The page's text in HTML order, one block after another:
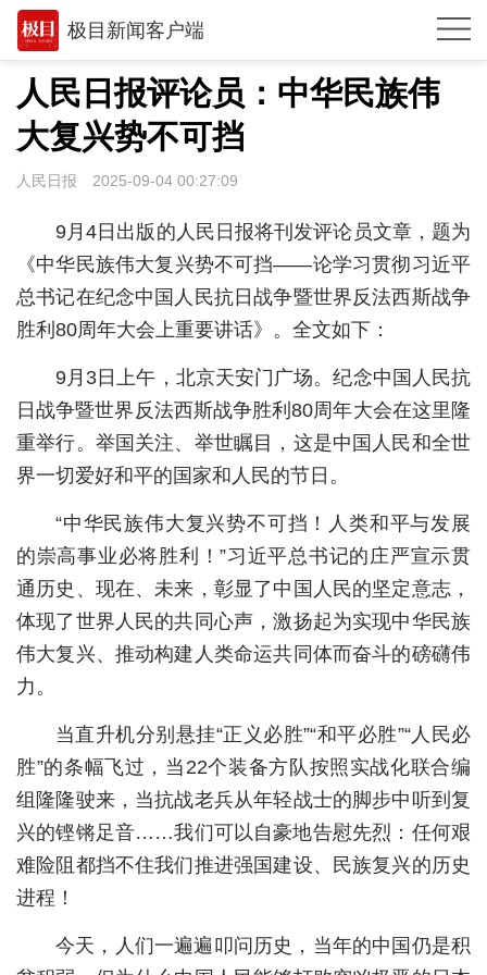
极目新闻客户端
推荐
观点
时政
武汉
世相
专题
极客圈
经济
城建
科教
健康
悠游
汽车
房产
消费
创意
人民日报评论员：中华民族伟
大复兴势不可挡
人民日报 2025-09-04 00:27:09
9月4日出版的人民日报将刊发评论员文章，题为
《中华民族伟大复兴势不可挡——论学习贯彻习近平
总书记在纪念中国人民抗日战争暨世界反法西斯战争
胜利80周年大会上重要讲话》。全文如下：
9月3日上午，北京天安门广场。纪念中国人民抗
日战争暨世界反法西斯战争胜利80周年大会在这里隆
重举行。举国关注、举世瞩目，这是中国人民和全世
界一切爱好和平的国家和人民的节日。
“中华民族伟大复兴势不可挡！人类和平与发展
的崇高事业必将胜利！”习近平总书记的庄严宣示贯
通历史、现在、未来，彰显了中国人民的坚定意志，
体现了世界人民的共同心声，激扬起为实现中华民族
伟大复兴、推动构建人类命运共同体而奋斗的磅礴伟
力。
当直升机分别悬挂“正义必胜”“和平必胜”“人民必
胜”的条幅飞过，当22个装备方队按照实战化联合编
组隆隆驶来，当抗战老兵从年轻战士的脚步中听到复
兴的铿锵足音……我们可以自豪地告慰先烈：任何艰
难险阻都挡不住我们推进强国建设、民族复兴的历史
进程！
今天，人们一遍遍叩问历史，当年的中国仍是积